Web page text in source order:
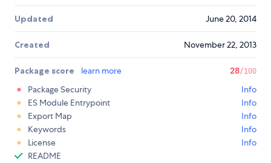
Updated June 20, 2014
Created November 22, 2013
Package score learn more 28/100
Package Security
Info
ES Module Entrypoint
Info
Export Map
Info
Keywords
Info
License
Info
README